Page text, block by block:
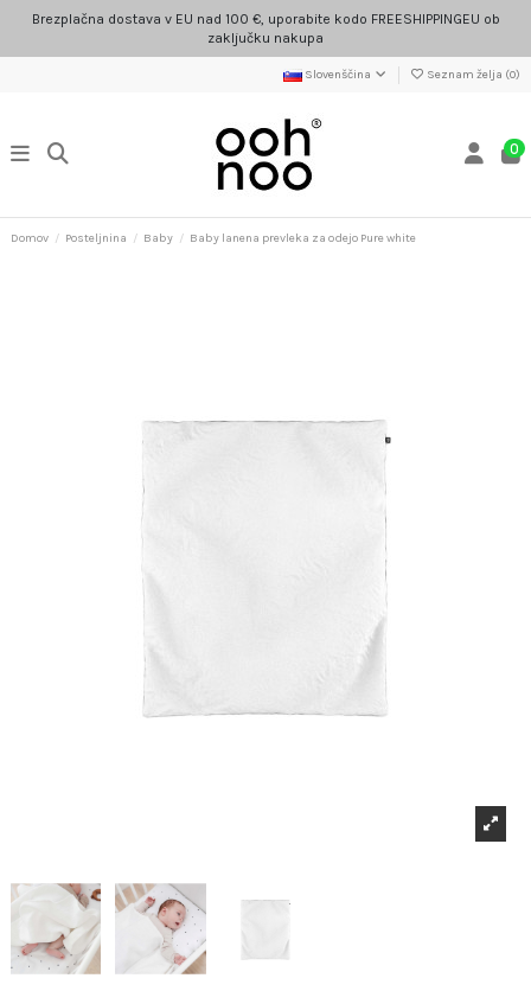
Brezplačna dostava v EU nad 100 €, uporabite kodo FREESHIPPINGEU ob
zaključku nakupa
Slovenščina Seznam želja (0)
0
Domov Posteljnina Baby Baby lanena prevleka za odejo Pure white